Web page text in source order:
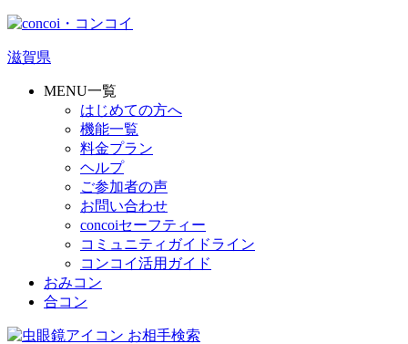
滋賀県
MENU一覧
はじめての方へ
機能一覧
料金プラン
ヘルプ
ご参加者の声
お問い合わせ
concoiセーフティー
コミュニティガイドライン
コンコイ活用ガイド
おみコン
合コン
お相手検索